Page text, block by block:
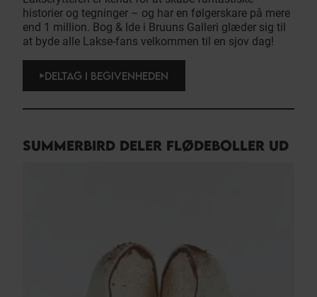
historier og tegninger – og har en følgerskare på mere
end 1 million. Bog & Ide i Bruuns Galleri glæder sig til
at byde alle Lakse-fans velkommen til en sjov dag!
DELTAG I BEGIVENHEDEN
SUMMERBIRD DELER FLØDEBOLLER UD